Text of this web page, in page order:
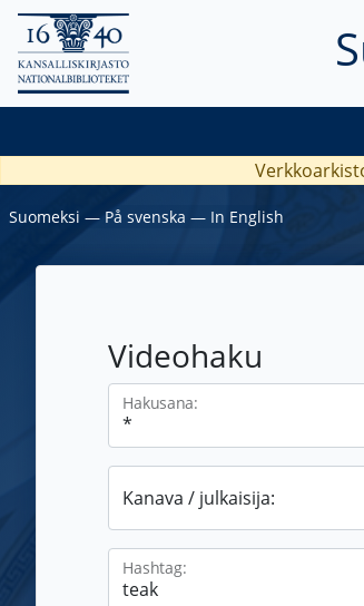
Suomeksi ― På svenska ― In English
Videohaku
Hakusana:
Kanava / julkaisija:
Hashtag: